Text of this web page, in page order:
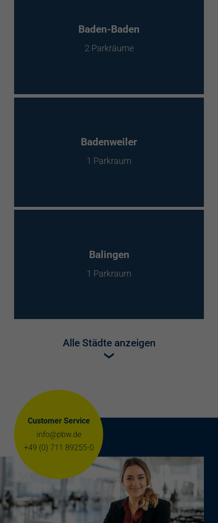
Baden-Baden
2 Parkräume
Badenweiler
1 Parkraum
Balingen
1 Parkraum
Alle Städte anzeigen
Customer Service
info@pbw.de
+49 (0) 711 89255-0